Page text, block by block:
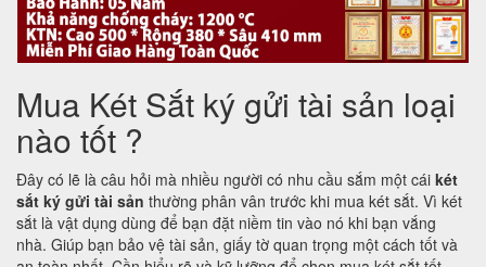
Mua Két Sắt ký gửi tài sản loại
nào tốt ?
Đây có lẽ là câu hỏi mà nhiều người có nhu cầu sắm một cái két
sắt ký gửi tài sản thường phân vân trước khi mua két sắt. Vì két
sắt là vật dụng dùng để bạn đặt niềm tin vào nó khi bạn vắng
nhà. Giúp bạn bảo vệ tài sản, giấy tờ quan trọng một cách tốt và